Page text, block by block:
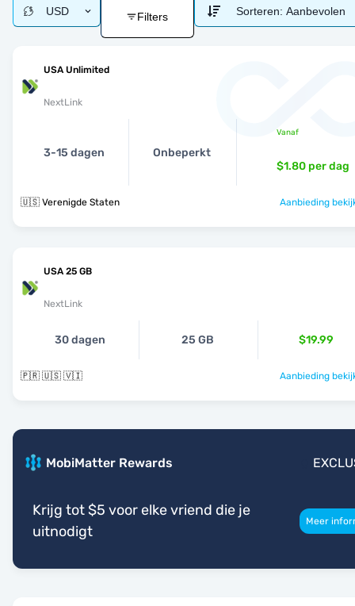
USD Filters Sorteren: Aanbevolen
USA Unlimited
NextLink
3-15 dagen Onbeperkt
Vanaf
$1.80per dag
🇺🇸 Verenigde Staten Aanbieding
USA 25 GB
NextLink
30 dagen 25 GB $19.99
🇵🇷 🇺🇸 🇻🇮 Aanbieding
MobiMatter Rewards
Krijg tot $5 voor elke vriend die je
uitnodigt
Meer